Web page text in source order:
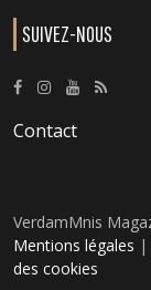
SUIVEZ-NOUS
Contact
VerdamMnis
Mentions légales |
des cookies